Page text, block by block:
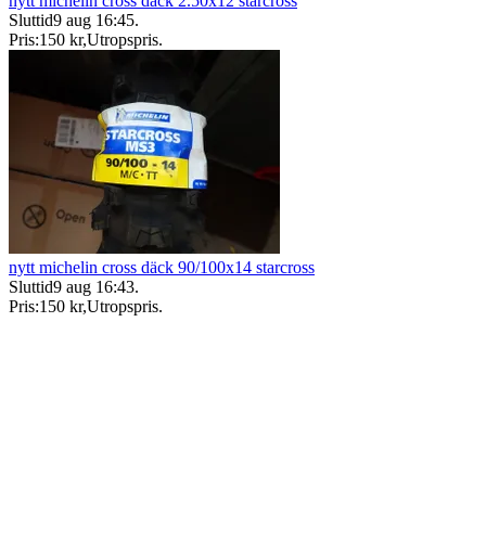
Sluttid9 aug 16:45.
Pris:150 kr,Utropspris.
nytt michelin cross däck 90/100x14 starcross
Sluttid9 aug 16:43.
Pris:150 kr,Utropspris.